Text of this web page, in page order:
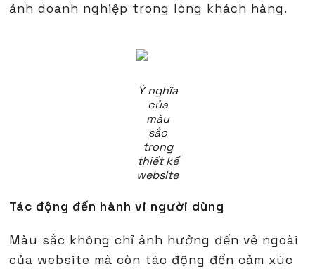
ảnh doanh nghiệp trong lòng khách hàng.
Ý nghĩa
của
màu
sắc
trong
thiết kế
website
Tác động đến hành vi người dùng
Màu sắc không chỉ ảnh hưởng đến vẻ ngoài
của website mà còn tác động đến cảm xúc